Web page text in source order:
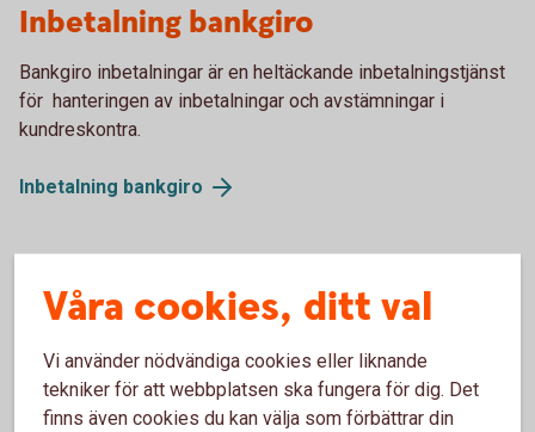
Inbetalning bankgiro
Bankgiro inbetalningar är en heltäckande inbetalningstjänst
för hanteringen av inbetalningar och avstämningar i
kundreskontra.
Inbetalning bankgiro
Om dina kunder inte betalar i tid
Inkasso
Våra cookies, ditt val
Vi använder nödvändiga cookies eller liknande
tekniker för att webbplatsen ska fungera för dig. Det
finns även cookies du kan välja som förbättrar din